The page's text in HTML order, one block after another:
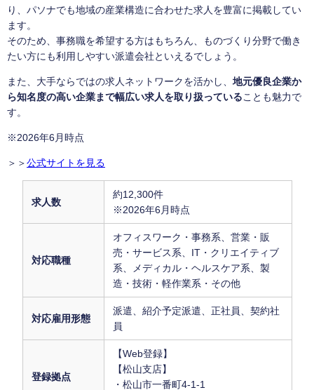
り、パソナでも地域の産業構造に合わせた求人を豊富に掲載してい
ます。
そのため、事務職を希望する方はもちろん、ものづくり分野で働き
たい方にも利用しやすい派遣会社といえるでしょう。
また、大手ならではの求人ネットワークを活かし、 地元優良企業か
ら知名度の高い企業まで幅広い求人を取り扱っている ことも魅力で
す。
※2026年6月時点
＞＞ 公式サイトを見る
求人数
約12,300件
※2026年6月時点
対応職種
オフィスワーク・事務系、営業・販
売・サービス系、IT・クリエイティブ
系、メディカル・ヘルスケア系、製
造・技術・軽作業系・その他
対応雇用形態
派遣、紹介予定派遣、正社員、契約社
員
登録拠点
【Web登録】
【松山支店】
・松山市一番町4-1-1